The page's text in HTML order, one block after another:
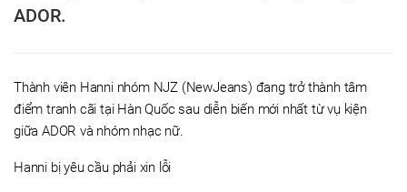
ADOR.
Thành viên Hanni nhóm NJZ (NewJeans) đang trở thành tâm
điểm tranh cãi tại Hàn Quốc sau diễn biến mới nhất từ vụ kiện
giữa ADOR và nhóm nhạc nữ.
Hanni bị yêu cầu phải xin lỗi